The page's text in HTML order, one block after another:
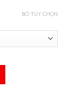
BỎ TÙY CHỌN